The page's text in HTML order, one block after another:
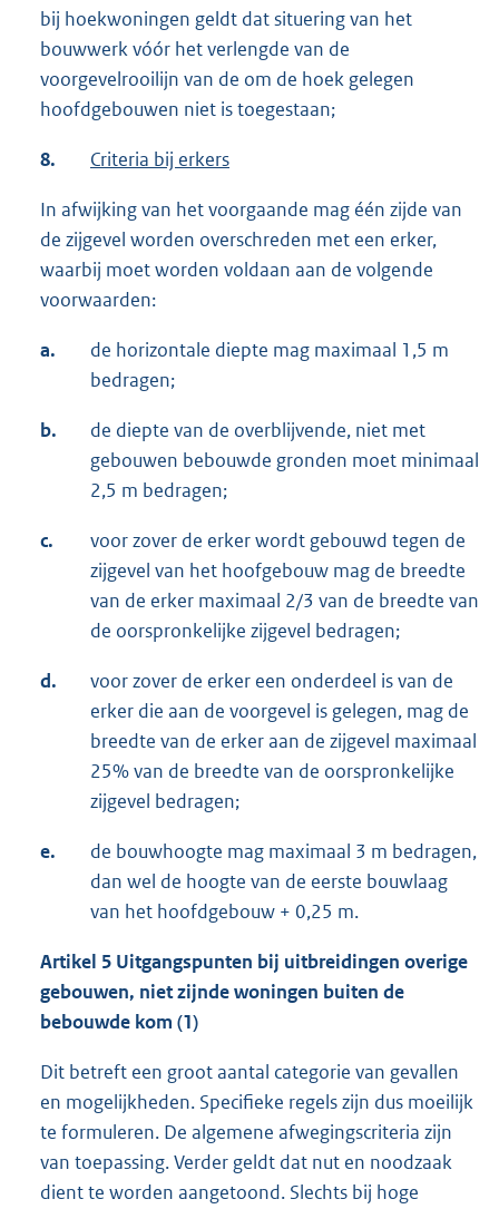
bij hoekwoningen geldt dat situering van het
bouwwerk vóór het verlengde van de
voorgevelrooilijn van de om de hoek gelegen
hoofdgebouwen niet is toegestaan;
8. Criteria bij erkers
In afwijking van het voorgaande mag één zijde van
de zijgevel worden overschreden met een erker,
waarbij moet worden voldaan aan de volgende
voorwaarden:
a.
de horizontale diepte mag maximaal 1,5 m
bedragen;
b.
de diepte van de overblijvende, niet met
gebouwen bebouwde gronden moet minimaal
2,5 m bedragen;
c.
voor zover de erker wordt gebouwd tegen de
zijgevel van het hoofgebouw mag de breedte
van de erker maximaal 2/3 van de breedte van
de oorspronkelijke zijgevel bedragen;
d.
voor zover de erker een onderdeel is van de
erker die aan de voorgevel is gelegen, mag de
breedte van de erker aan de zijgevel maximaal
25% van de breedte van de oorspronkelijke
zijgevel bedragen;
e.
de bouwhoogte mag maximaal 3 m bedragen,
dan wel de hoogte van de eerste bouwlaag
van het hoofdgebouw + 0,25 m.
Artikel 5 Uitgangspunten bij uitbreidingen overige
gebouwen, niet zijnde woningen buiten de
bebouwde kom (1)
Dit betreft een groot aantal categorie van gevallen
en mogelijkheden. Specifieke regels zijn dus moeilijk
te formuleren. De algemene afwegingscriteria zijn
van toepassing. Verder geldt dat nut en noodzaak
dient te worden aangetoond. Slechts bij hoge